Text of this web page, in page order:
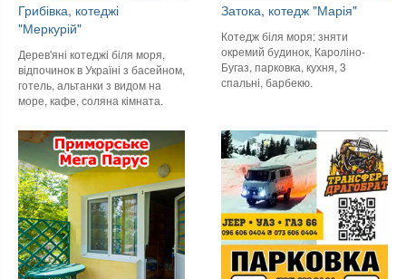
Грибівка, котеджі
"Меркурій"
Дерев'яні котеджі біля моря,
відпочинок в Україні з басейном,
готель, альтанки з видом на
море, кафе, соляна кімната.
Затока, котедж "Марія"
Котедж біля моря: зняти
окремий будинок, Кароліно-
Бугаз, парковка, кухня, 3
спальні, барбекю.